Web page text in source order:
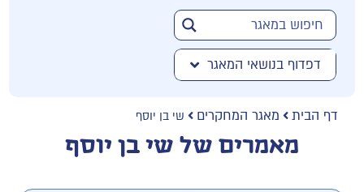
דפדוף בנושאי המאגר
דף הבית מאגר המחקרים שי בן יוסף
מאמרים של שי בן יוסף